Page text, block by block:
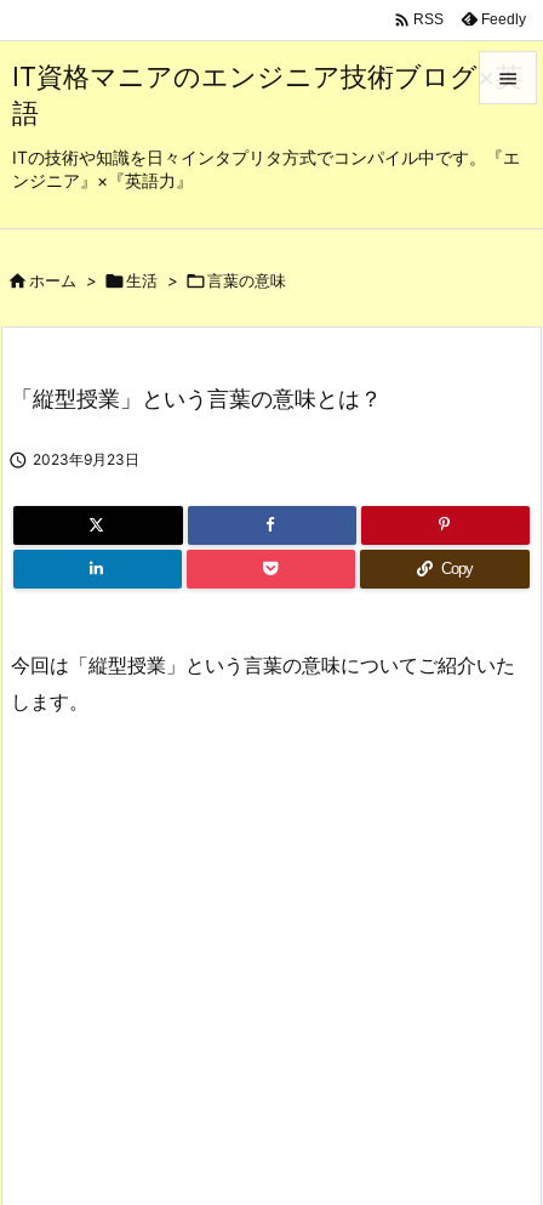
IT資格マニアのエンジニア技術ブログ×英
語
ITの技術や知識を日々インタプリタ方式でコンパイル中です。『エ
ンジニア』×『英語力』

メニュ
 RSS Feedly
ホーム > 生活 > 言葉の意味
「縦型授業」という言葉の意味とは？
 2023年9月23日
Copy
今回は「縦型授業」という言葉の意味についてご紹介いた
します。